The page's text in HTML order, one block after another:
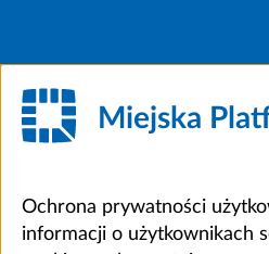
Miejska
Ochrona prywatności
informacji o użytkownikach